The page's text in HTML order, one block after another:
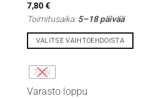
7,80€
Toimitusaika:5–18 päivää
VALITSE VAIHTOEHDOISTA
tuotteella
on
useampi
75ml
Varasto loppu